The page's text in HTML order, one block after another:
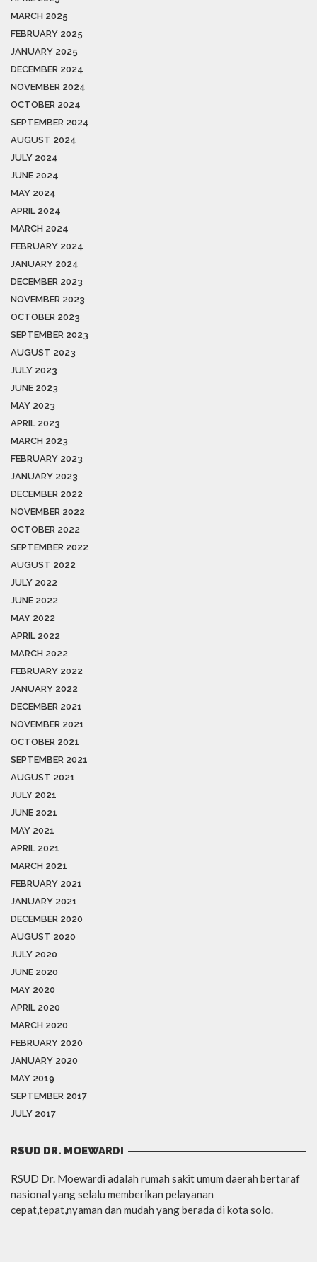
MARCH 2025
FEBRUARY 2025
JANUARY 2025
DECEMBER 2024
NOVEMBER 2024
OCTOBER 2024
SEPTEMBER 2024
AUGUST 2024
JULY 2024
JUNE 2024
MAY 2024
APRIL 2024
MARCH 2024
FEBRUARY 2024
JANUARY 2024
DECEMBER 2023
NOVEMBER 2023
OCTOBER 2023
SEPTEMBER 2023
AUGUST 2023
JULY 2023
JUNE 2023
MAY 2023
APRIL 2023
MARCH 2023
FEBRUARY 2023
JANUARY 2023
DECEMBER 2022
NOVEMBER 2022
OCTOBER 2022
SEPTEMBER 2022
AUGUST 2022
JULY 2022
JUNE 2022
MAY 2022
APRIL 2022
MARCH 2022
FEBRUARY 2022
JANUARY 2022
DECEMBER 2021
NOVEMBER 2021
OCTOBER 2021
SEPTEMBER 2021
AUGUST 2021
JULY 2021
JUNE 2021
MAY 2021
APRIL 2021
MARCH 2021
FEBRUARY 2021
JANUARY 2021
DECEMBER 2020
AUGUST 2020
JULY 2020
JUNE 2020
MAY 2020
APRIL 2020
MARCH 2020
FEBRUARY 2020
JANUARY 2020
MAY 2019
SEPTEMBER 2017
JULY 2017
RSUD DR. MOEWARDI
RSUD Dr. Moewardi adalah rumah sakit umum daerah bertaraf
nasional yang selalu memberikan pelayanan
cepat,tepat,nyaman dan mudah yang berada di kota solo.